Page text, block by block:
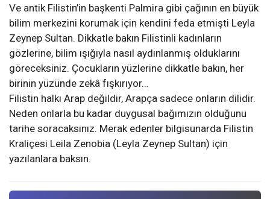
Ve antik Filistin’in başkenti Palmira gibi çağının en büyük
bilim merkezini korumak için kendini feda etmişti Leyla
Zeynep Sultan. Dikkatle bakın Filistinli kadınların
gözlerine, bilim ışığıyla nasıl aydınlanmış olduklarını
göreceksiniz. Çocukların yüzlerine dikkatle bakın, her
birinin yüzünde zekâ fışkırıyor…
Filistin halkı Arap değildir, Arapça sadece onların dilidir.
Neden onlarla bu kadar duygusal bağımızın olduğunu
tarihe soracaksınız. Merak edenler bilgisunarda Filistin
Kraliçesi Leila Zenobia (Leyla Zeynep Sultan) için
yazılanlara baksın.